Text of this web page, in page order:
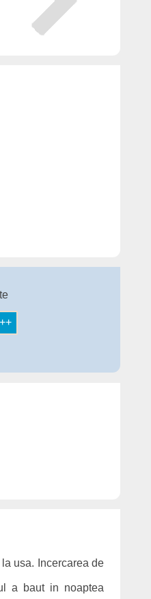
usa. Incercarea de
a baut in noaptea